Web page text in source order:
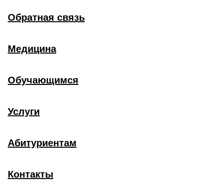
Обратная связь
Медицина
Обучающимся
Услуги
Абитуриентам
Контакты